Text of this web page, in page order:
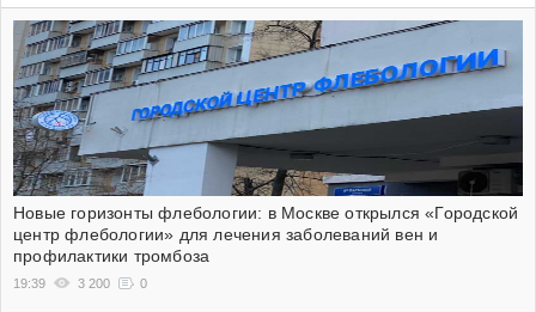
Новые горизонты флебологии: в Москве открылся «Городской
центр флебологии» для лечения заболеваний вен и
профилактики тромбоза
19:39 3 200 0